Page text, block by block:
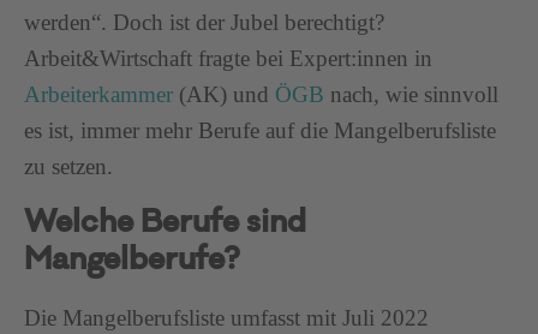
werden“. Doch ist der Jubel berechtigt?
Arbeit&Wirtschaft fragte bei Expert:innen in
Arbeiterkammer (AK) und ÖGB nach, wie sinnvoll
es ist, immer mehr Berufe auf die Mangelberufsliste
zu setzen.
Welche Berufe sind
Mangelberufe?
Die Mangelberufsliste umfasst mit Juli 2022